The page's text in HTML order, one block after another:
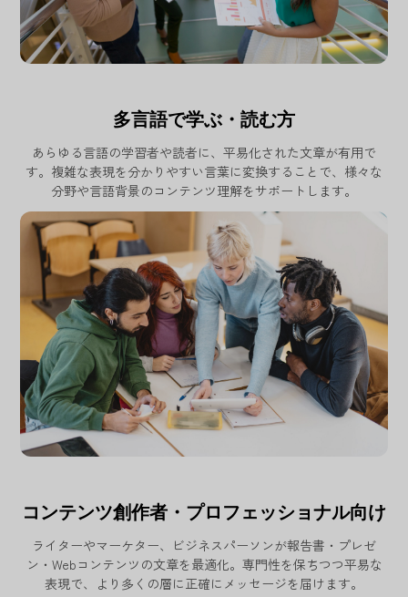
多言語で学ぶ・読む方
あらゆる言語の学習者や読者に、平易化された文章が有用で
す。複雑な表現を分かりやすい言葉に変換することで、様々な
分野や言語背景のコンテンツ理解をサポートします。
コンテンツ創作者・プロフェッショナル向け
ライターやマーケター、ビジネスパーソンが報告書・プレゼ
ン・Webコンテンツの文章を最適化。専門性を保ちつつ平易な
表現で、より多くの層に正確にメッセージを届けます。